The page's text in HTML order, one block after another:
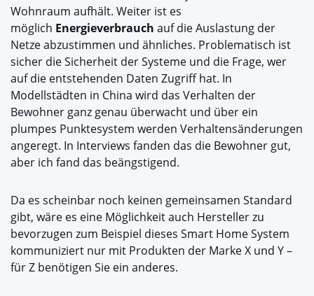
Wohnraum aufhält. Weiter ist es
möglich Energieverbrauch auf die Auslastung der
Netze abzustimmen und ähnliches. Problematisch ist
sicher die Sicherheit der Systeme und die Frage, wer
auf die entstehenden Daten Zugriff hat. In
Modellstädten in China wird das Verhalten der
Bewohner ganz genau überwacht und über ein
plumpes Punktesystem werden Verhaltensänderungen
angeregt. In Interviews fanden das die Bewohner gut,
aber ich fand das beängstigend.
Da es scheinbar noch keinen gemeinsamen Standard
gibt, wäre es eine Möglichkeit auch Hersteller zu
bevorzugen zum Beispiel dieses Smart Home System
kommuniziert nur mit Produkten der Marke X und Y –
für Z benötigen Sie ein anderes.